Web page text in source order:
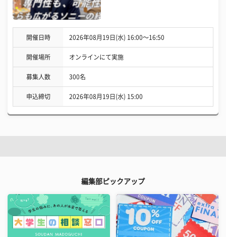
開催日時 2026年08月19日(水) 16:00〜16:50
開催場所 オンラインにて実施
募集人数 300名
申込締切 2026年08月19日(水) 15:00
編集部ピックアップ